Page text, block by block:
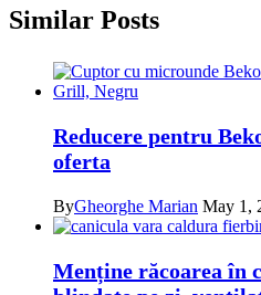
Similar Posts
Reducere pentru
oferta
ByGheorghe Marian May 1,
Menține răcoarea în